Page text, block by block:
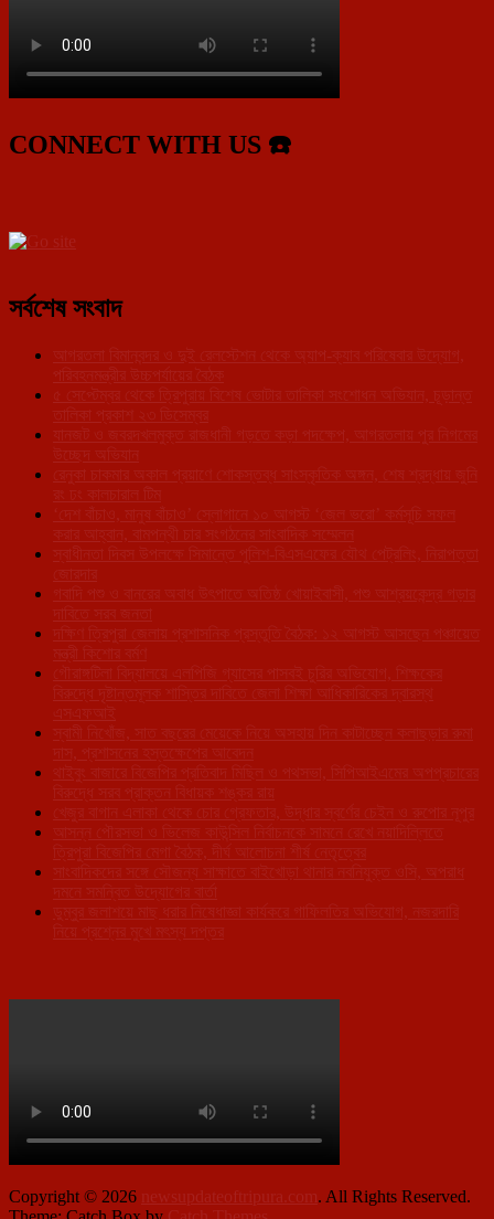
CONNECT WITH US ☎️
সর্বশেষ সংবাদ
আগরতলা বিমানবন্দর ও দুই রেলস্টেশন থেকে অ্যাপ-ক্যাব পরিষেবার উদ্যোগ,
পরিবহনমন্ত্রীর উচ্চপর্যায়ের বৈঠক
৫ সেপ্টেম্বর থেকে ত্রিপুরায় বিশেষ ভোটার তালিকা সংশোধন অভিযান, চূড়ান্ত
তালিকা প্রকাশ ২৩ ডিসেম্বর
যানজট ও জবরদখলমুক্ত রাজধানী গড়তে কড়া পদক্ষেপ, আগরতলায় পুর নিগমের
উচ্ছেদ অভিযান
রেনুকা চাকমার অকাল প্রয়াণে শোকস্তব্ধ সাংস্কৃতিক অঙ্গন, শেষ শ্রদ্ধায় জুনি
রং ঢং কালচারাল টিম
‘দেশ বাঁচাও, মানুষ বাঁচাও’ স্লোগানে ১০ আগস্ট ‘জেল ভরো’ কর্মসূচি সফল
করার আহ্বান, বামপন্থী চার সংগঠনের সাংবাদিক সম্মেলন
স্বাধীনতা দিবস উপলক্ষে সিমান্তে পুলিশ-বিএসএফের যৌথ পেট্রলিং, নিরাপত্তা
জোরদার
গবাদি পশু ও বানরের অবাধ উৎপাতে অতিষ্ঠ খোয়াইবাসী, পশু আশ্রয়কেন্দ্র গড়ার
দাবিতে সরব জনতা
দক্ষিণ ত্রিপুরা জেলায় প্রশাসনিক প্রস্তুতি বৈঠক: ১২ আগস্ট আসছেন পঞ্চায়েত
মন্ত্রী কিশোর বর্মণ
গৌরাঙ্গটিলা বিদ্যালয়ে এলপিজি গ্যাসের পাসবই চুরির অভিযোগ, শিক্ষকের
বিরুদ্ধে দৃষ্টান্তমূলক শাস্তির দাবিতে জেলা শিক্ষা আধিকারিকের দ্বারস্থ
এসএফআই
স্বামী নিখোঁজ, সাত বছরের মেয়েকে নিয়ে অসহায় দিন কাটাচ্ছেন কলাছড়ার রুমা
দাস, প্রশাসনের হস্তক্ষেপের আবেদন
থাইবুং বাজারে বিজেপির প্রতিবাদ মিছিল ও পথসভা, সিপিআইএমের অপপ্রচারের
বিরুদ্ধে সরব প্রাক্তন বিধায়ক শঙ্কর রায়
খেজুর বাগান এলাকা থেকে চোর গ্রেফতার, উদ্ধার স্বর্ণের চেইন ও রুপোর নূপুর
আসন্ন পৌরসভা ও ভিলেজ কাউন্সিল নির্বাচনকে সামনে রেখে নয়াদিল্লিতে
ত্রিপুরা বিজেপির মেগা বৈঠক, দীর্ঘ আলোচনা শীর্ষ নেতৃত্বের
সাংবাদিকদের সঙ্গে সৌজন্য সাক্ষাতে বাইখোড়া থানার নবনিযুক্ত ওসি, অপরাধ
দমনে সমন্বিত উদ্যোগের বার্তা
ডুম্বুর জলাশয়ে মাছ ধরার নিষেধাজ্ঞা কার্যকরে গাফিলতির অভিযোগ, নজরদারি
নিয়ে প্রশ্নের মুখে মৎস্য দপ্তর
Copyright © 2026 newsupdateoftripura.com. All Rights Reserved.